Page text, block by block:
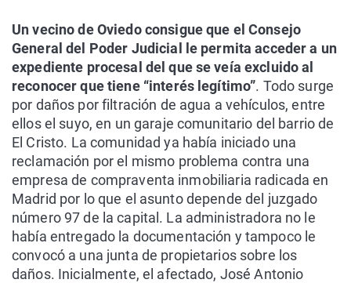
Un vecino de Oviedo consigue que el Consejo
General del Poder Judicial le permita acceder a un
expediente procesal del que se veía excluido al
reconocer que tiene “interés legítimo”. Todo surge
por daños por filtración de agua a vehículos, entre
ellos el suyo, en un garaje comunitario del barrio de
El Cristo. La comunidad ya había iniciado una
reclamación por el mismo problema contra una
empresa de compraventa inmobiliaria radicada en
Madrid por lo que el asunto depende del juzgado
número 97 de la capital. La administradora no le
había entregado la documentación y tampoco le
convocó a una junta de propietarios sobre los
daños. Inicialmente, el afectado, José Antonio